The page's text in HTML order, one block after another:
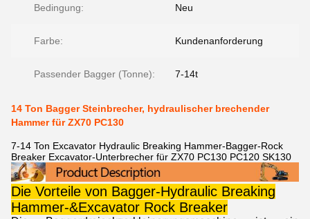
Bedingung: Neu
Farbe: Kundenanforderung
Passender Bagger (Tonne): 7-14t
14 Ton Bagger Steinbrecher, hydraulischer brechender
Hammer für ZX70 PC130
7-14 Ton Excavator Hydraulic Breaking Hammer-Bagger-Rock
Breaker Excavator-Unterbrecher für ZX70 PC130 PC120 SK130
Die Vorteile von Bagger-Hydraulic Breaking
Hammer-&Excavator Rock Breaker